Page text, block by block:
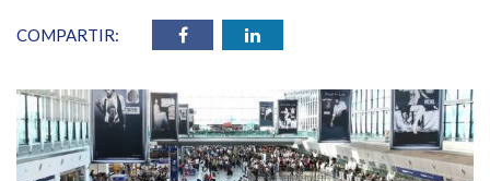
COMPARTIR: